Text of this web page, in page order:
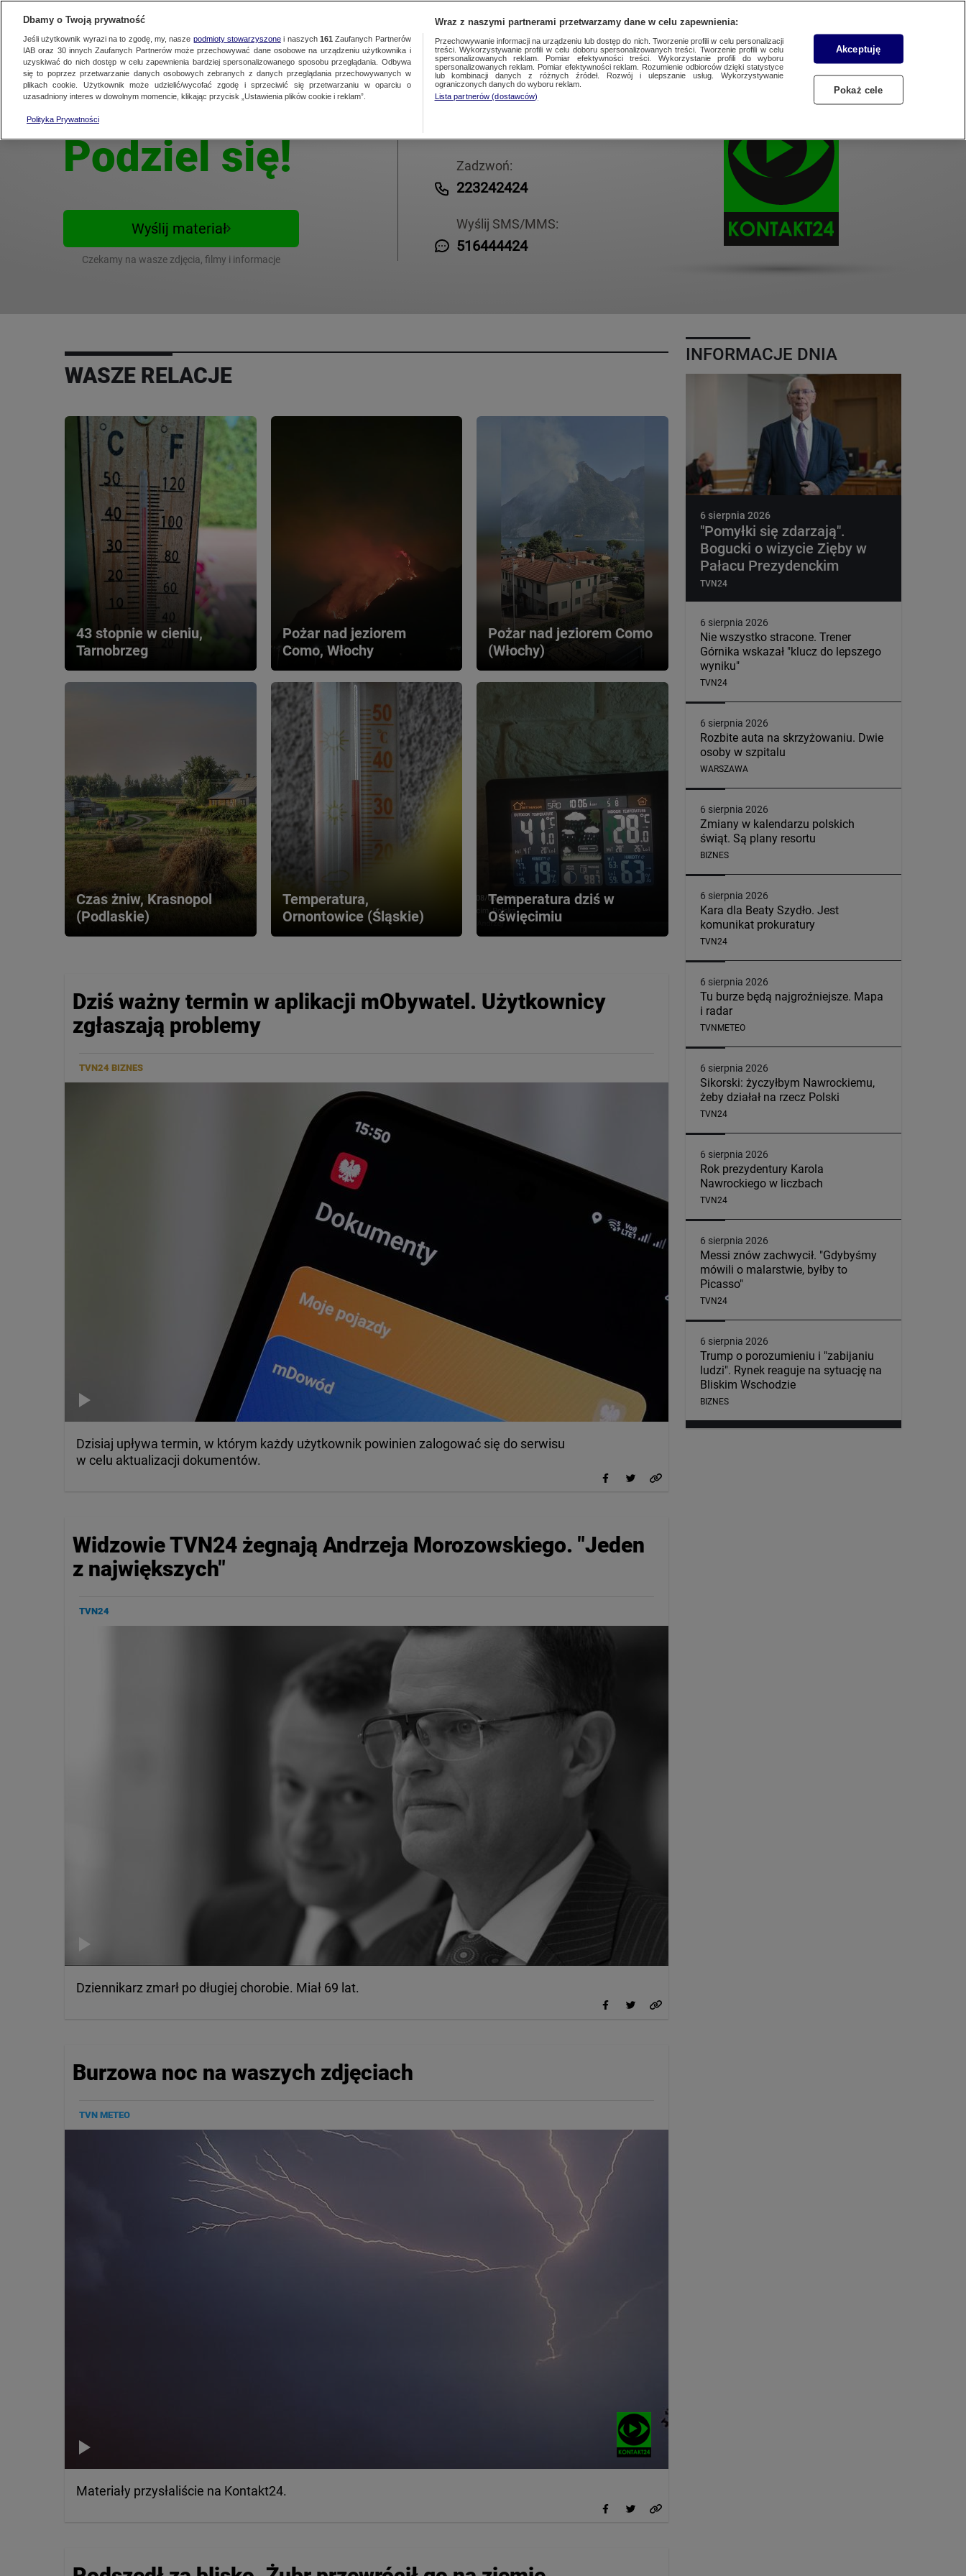
KONTAKT24 GORĄCE TEMATY WYŚLIJ MATERIAŁ
Ważny temat?
Podziel się!
Wyślij materiał
Czekamy na wasze zdjęcia, filmy i informacje
Zadzwoń:
223242424
Wyślij SMS/MMS:
516444424
WASZE RELACJE
43 stopnie w cieniu,
Tarnobrzeg
Pożar nad jeziorem
Como, Włochy
Pożar nad jeziorem Como
(Włochy)
Czas żniw, Krasnopol
(Podlaskie)
Temperatura,
Ornontowice (Śląskie)
Temperatura dziś w
Oświęcimiu
Dziś ważny termin w aplikacji mObywatel. Użytkownicy
zgłaszają problemy
TVN24 BIZNES
Dzisiaj upływa termin, w którym każdy użytkownik powinien zalogować się do serwisu
w celu aktualizacji dokumentów.
Widzowie TVN24 żegnają Andrzeja Morozowskiego. "Jeden
z największych"
TVN24
Dziennikarz zmarł po długiej chorobie. Miał 69 lat.
Burzowa noc na waszych zdjęciach
TVN METEO
Materiały przysłaliście na Kontakt24.
INFORMACJE DNIA
6 sierpnia 2026
"Pomyłki się zdarzają".
Bogucki o wizycie Zięby w
Pałacu Prezydenckim
TVN24
6 sierpnia 2026
Nie wszystko stracone. Trener
Górnika wskazał "klucz do lepszego
wyniku"
TVN24
6 sierpnia 2026
Rozbite auta na skrzyżowaniu. Dwie
osoby w szpitalu
WARSZAWA
6 sierpnia 2026
Zmiany w kalendarzu polskich
świąt. Są plany resortu
BIZNES
6 sierpnia 2026
Kara dla Beaty Szydło. Jest
komunikat prokuratury
TVN24
6 sierpnia 2026
Tu burze będą najgroźniejsze. Mapa
i radar
TVNMETEO
6 sierpnia 2026
Sikorski: życzyłbym Nawrockiemu,
żeby działał na rzecz Polski
TVN24
6 sierpnia 2026
Rok prezydentury Karola
Nawrockiego w liczbach
TVN24
6 sierpnia 2026
Messi znów zachwycił. "Gdybyśmy
mówili o malarstwie, byłby to
Picasso"
TVN24
6 sierpnia 2026
Trump o porozumieniu i "zabijaniu
ludzi". Rynek reaguje na sytuację na
Bliskim Wschodzie
BIZNES
Dbamy o Twoją prywatność
Jeśli użytkownik wyrazi na to zgodę, my, nasze podmioty stowarzyszonei naszych 161 Zaufanych Partnerów
IAB oraz 30innych Zaufanych Partnerów może przechowywać dane osobowe na urządzeniu użytkownika i
uzyskiwać do nich dostęp w celu zapewnienia bardziej spersonalizowanego sposobu przeglądania. Odbywa
się to poprzez przetwarzanie danych osobowych zebranych z danych przeglądania przechowywanych w
plikach cookie. Użytkownik może udzielić/wycofać zgodę i sprzeciwić się przetwarzaniu w oparciu o
uzasadniony interes w dowolnym momencie, klikając przycisk „Ustawienia plików cookie i reklam”.
Polityka Prywatności
Wraz z naszymi partnerami przetwarzamy dane w celu zapewnienia:
Przechowywanie informacji na urządzeniu lub dostęp do nich. Tworzenie profili w celu personalizacji
treści. Wykorzystywanie profili w celu doboru spersonalizowanych treści. Tworzenie profili w celu
spersonalizowanych reklam. Pomiar efektywności treści. Wykorzystanie profili do wyboru
spersonalizowanych reklam. Pomiar efektywności reklam. Rozumienie odbiorców dzięki statystyce
lub kombinacji danych z różnych źródeł. Rozwój i ulepszanie usług. Wykorzystywanie
ograniczonych danych do wyboru reklam.
Lista partnerów (dostawców)
Akceptuję
Pokaż cele